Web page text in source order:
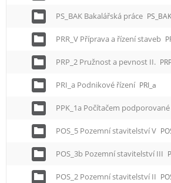
PS_BAK Bakalářská práce PS_BAK
PRR_V Příprava a řízení staveb
PRP_2 Pružnost a pevnost II.
PRI_a Podnikové řízení PRI_a
PPK_1a Počítačem
POS_5 Pozemní stavitelství V
POS_3b Pozemní stavitelství III
POS_2 Pozemní stavitelství II